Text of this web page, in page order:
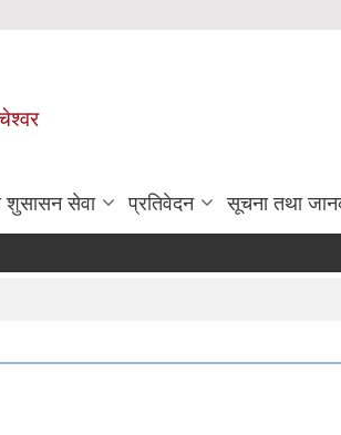
शुसासन सेवा प्रतिवेदन सूचना तथा